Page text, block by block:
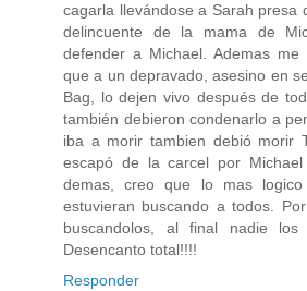
cagarla llevándose a Sarah presa
delincuente de la mama de
defender a Michael. Ademas
que a un depravado, asesino en
Bag, lo dejen vivo después de
también debieron condenarlo a
iba a morir tambien debió morir
escapó de la carcel por
demas, creo que lo mas
estuvieran buscando a todos.
buscandolos, al final nadie los
Desencanto total!!!!
Responder